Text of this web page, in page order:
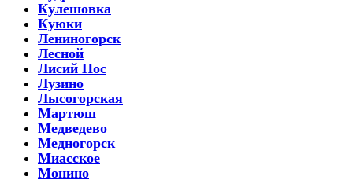
Кулешовка
Куюки
Лениногорск
Лесной
Лисий Нос
Лузино
Лысогорская
Мартюш
Медведево
Медногорск
Миасское
Монино